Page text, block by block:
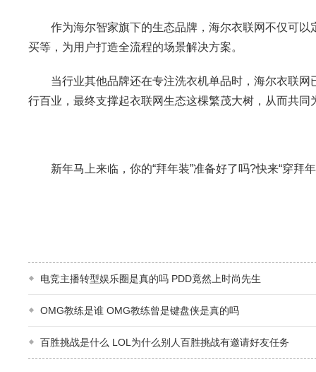
作为海尔智家旗下的生态品牌，海尔衣联网不仅可以
买等，为用户打造全流程的场景解决方案。
当行业其他品牌还在专注洗衣机单品时，海尔衣联网
行百业，最终支撑起衣联网生态这棵繁茂大树，从而共
新年马上来临，你的“拜年装”准备好了吗?快来“穿拜
电竞主播转型娱乐圈是真的吗 PDD竟然上时尚先生
OMG教练是谁 OMG教练曾是键盘侠是真的吗
百胜挑战是什么 LOL为什么别人百胜挑战有邀请好友任务